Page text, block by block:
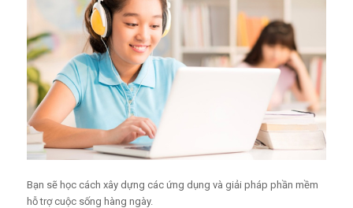
Bạn sẽ học cách xây dựng các ứng dụng và giải pháp phần mềm
hỗ trợ cuộc sống hàng ngày.